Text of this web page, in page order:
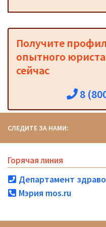
Получите
опытного
сейчас
8
СЛЕДИТЕ ЗА НАМИ:
Горячая линия
Департамент
Мэрия mos.ru